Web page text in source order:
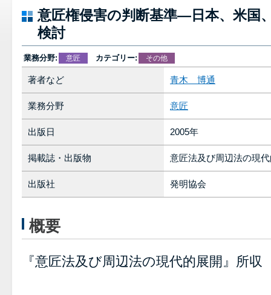
意匠権侵害の判断基準―日本、米国
検討
業務分野: 意匠 カテゴリー: その他
著者など 青木 博通
業務分野 意匠
出版日 2005年
掲載誌・出版物 意匠法及び周辺法の現
出版社 発明協会
概要
『意匠法及び周辺法の現代的展開』所収